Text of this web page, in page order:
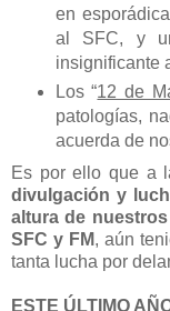
en
al SFC, y
insignificante
Los “12 de
patologías,
acuerda de
Es por ello que a
divulgación y
altura de
SFC y FM, aún
tanta lucha por
ESTE ÚLTIMO